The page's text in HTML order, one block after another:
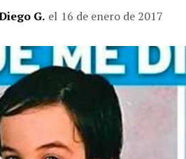
G. el 16 de enero de 2017